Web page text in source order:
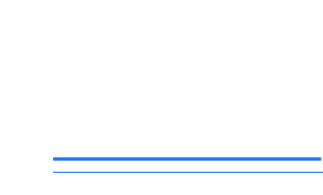
Inform-71.ru